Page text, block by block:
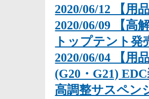
2020/06/12 【用
2020/06/09 【
トップテント発
2020/06/04 【用
(G20・G21)
高調整サスペン